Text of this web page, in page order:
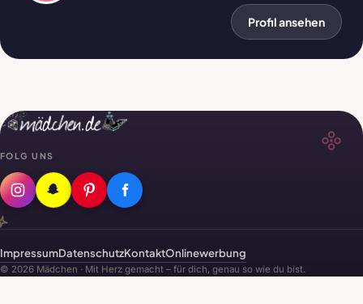
Profil ansehen
FOLG UNS
ImpressumDatenschutzKontaktOnlinewerbung
© 2026 Mädchen · Mit Herz gemacht – für dich, genau so wie du bist.